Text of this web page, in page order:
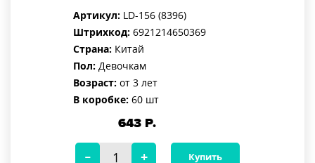
Артикул: LD-156 (8396)
Штрихкод: 6921214650369
Страна: Китай
Пол: Девочкам
Возраст: от 3 лет
В коробке: 60 шт
643Р.
Купить